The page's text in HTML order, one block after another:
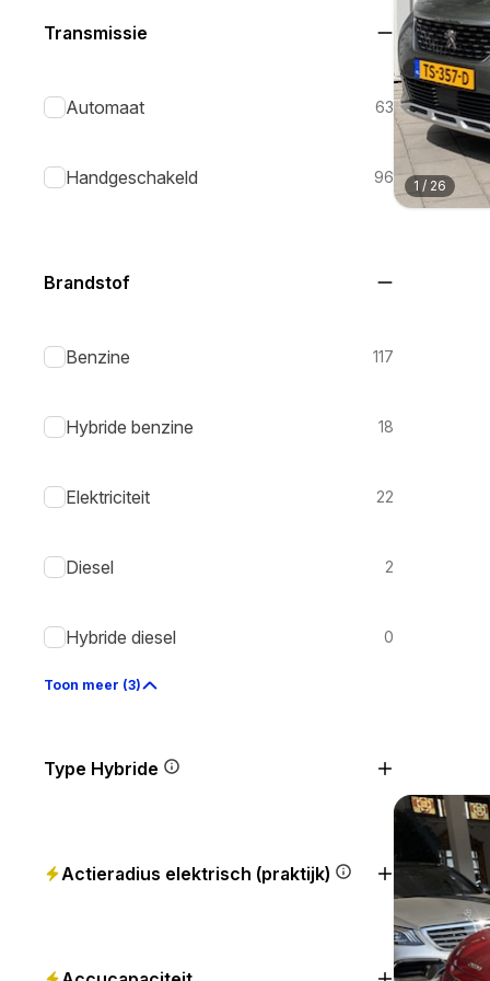
Transmissie
Automaat 63
Handgeschakeld 96
Brandstof
Benzine 117
Hybride benzine 18
Elektriciteit 22
Diesel 2
Hybride diesel 0
Toon meer (3)
Type Hybride
Actieradius elektrisch (praktijk)
1 / 26